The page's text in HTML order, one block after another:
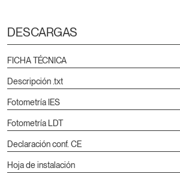
DESCARGAS
FICHA TÉCNICA
Descripción .txt
Fotometría IES
Fotometría LDT
Declaración conf. CE
Hoja de instalación